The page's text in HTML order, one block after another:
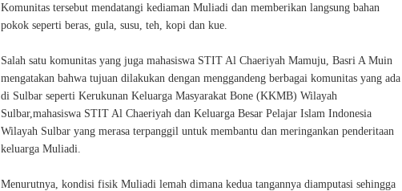
Komunitas tersebut mendatangi kediaman Muliadi dan memberikan langsung bahan
pokok seperti beras, gula, susu, teh, kopi dan kue.
Salah satu komunitas yang juga mahasiswa STIT Al Chaeriyah Mamuju, Basri A Muin
mengatakan bahwa tujuan dilakukan dengan menggandeng berbagai komunitas yang ada
di Sulbar seperti Kerukunan Keluarga Masyarakat Bone (KKMB) Wilayah
Sulbar,mahasiswa STIT Al Chaeriyah dan Keluarga Besar Pelajar Islam Indonesia
Wilayah Sulbar yang merasa terpanggil untuk membantu dan meringankan penderitaan
keluarga Muliadi.
Menurutnya, kondisi fisik Muliadi lemah dimana kedua tangannya diamputasi sehingga